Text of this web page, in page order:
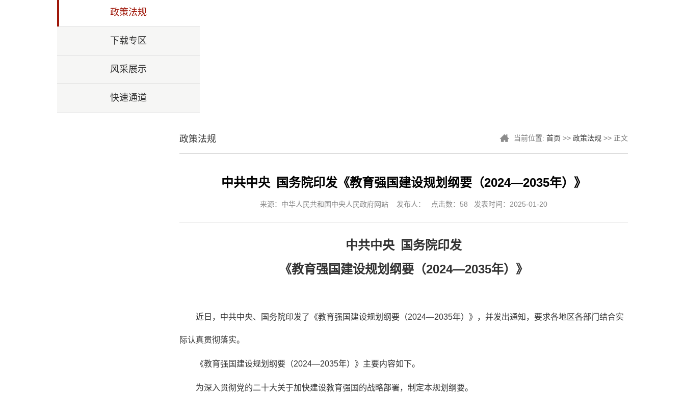
政策法规
下载专区
风采展示
快速通道
政策法规 当前位置: 首页 >> 政策法规 >> 正文
中共中央 国务院印发《教育强国建设规划纲要（2024—2035年）》
来源：中华人民共和国中央人民政府网站 发布人： 点击数： 58 发表时间：2025-01-20
中共中央 国务院印发
《教育强国建设规划纲要（2024—2035年）》
近日，中共中央、国务院印发了《教育强国建设规划纲要（2024—2035年）》，并发出通知，要求各地区各部门结合实
际认真贯彻落实。
《教育强国建设规划纲要（2024—2035年）》主要内容如下。
为深入贯彻党的二十大关于加快建设教育强国的战略部署，制定本规划纲要。